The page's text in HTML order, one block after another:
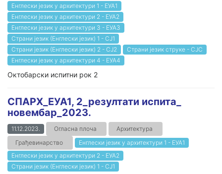
Енглески језик у архитектури 1 - ЕУА1
Енглески језик у архитектури 2 - ЕУА2
Енглески језик у архитектури 3 - ЕУА3
Страни језик (Енглески језик) 1 - СЈ1
Страни језик (Енглески језик) 2 - СЈ2
Страни језик струке - СЈС
Енглески језик у архитектури 4 - ЕУА4
Октобарски испитни рок 2
СПАРХ_ЕУА1, 2_резултати испита_
новембар_2023.
11.12.2023. Огласна плоча
Архитектура
Грађевинарство
Енглески језик у архитектури 1 - ЕУА1
Енглески језик у архитектури 2 - ЕУА2
Страни језик (Енглески језик) 1 - СЈ1